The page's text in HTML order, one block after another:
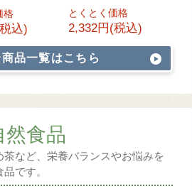
格
込)
とくとく価格
2,332円(税込)
品一覧はこちら
然食品
など、栄養バランスやお悩みを
です。